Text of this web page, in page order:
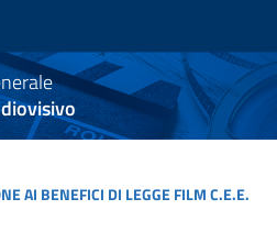
AI BENEFICI DI LEGGE FILM C.E.E.